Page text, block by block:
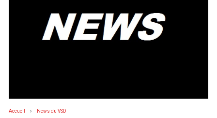
Accueil News du VSD